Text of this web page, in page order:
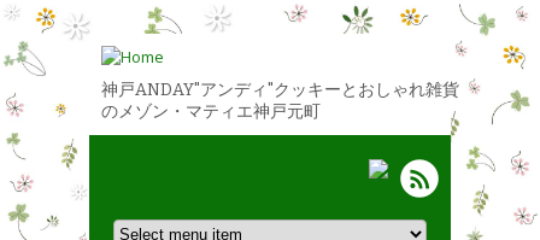
神戸ANDAY"アンディ"クッキーとおしゃれ雑貨
のメゾン・マティエ神戸元町